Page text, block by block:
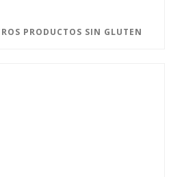
PRODUCTOS SIN GLUTEN